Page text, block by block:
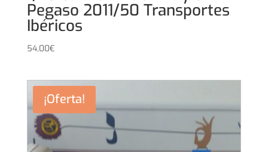
Pegaso 2011/50 Transportes
Ibéricos
54,00€
¡Oferta!